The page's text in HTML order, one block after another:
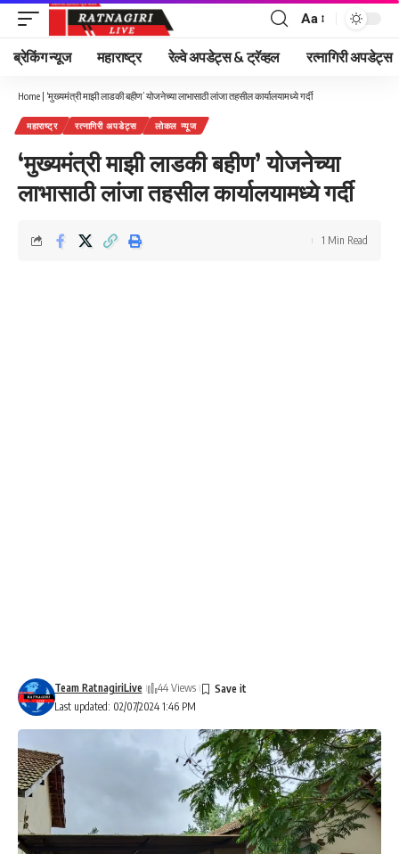
Font
Resizer
Aa
ब्रेकिंग न्यूज महाराष्ट्र रेल्वे अपडेट्स & ट्रॅव्हल रत्नागिरी अपडेट्स
Home | ‘मुख्यमंत्री माझी लाडकी बहीण’ योजनेच्या लाभासाठी लांजा तहसील कार्यालयामध्ये गर्दी
महाराष्ट्र रत्नागिरी अपडेट्स लोकल न्यूज
‘मुख्यमंत्री माझी लाडकी बहीण’ योजनेच्या
लाभासाठी लांजा तहसील कार्यालयामध्ये गर्दी
Last updated: 02/07/2024 1:46 PM
Team RatnagiriLive 44 Views
1 Min Read